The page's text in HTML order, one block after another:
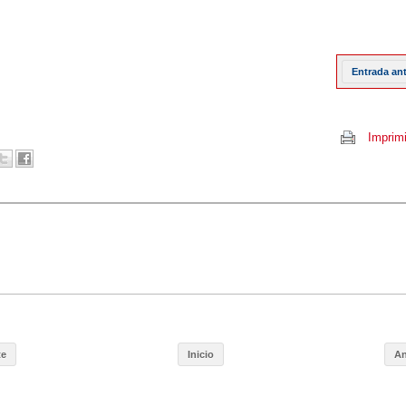
Entrada
Inicio